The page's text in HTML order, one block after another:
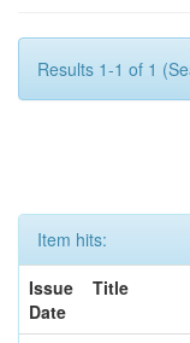
Results 1-1 of 1
Item hits:
Issue
Date
Title